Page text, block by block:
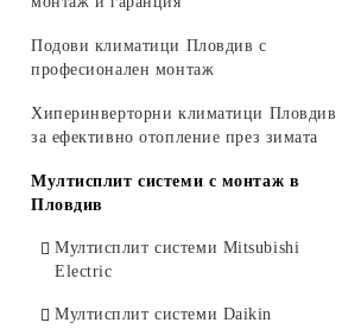
Инверторни климатици Mitsubishi
Electric
Инверторни климатици Mitsubishi
Heavy Industries
Инверторни климатици Daikin
Инверторни климатици Fujitsu
Инверторни климатици General
Подови климатици Пловдив с
професионален монтаж
Подови климатици Daikin
Подови климатици Mitsubishi Heavy
Подови климатици Mitsubishi Electric
Подови климатици Fujitsu
Хиперинверторни климатици Пловдив
за ефективно отопление през зимата
Хиперинверторни климатици
Mitsubishi Electric
Хиперинверторни климатици
Mitsubishi Heavy Industries
Хиперинверторни климатици Daikin
Мултисплит системи с монтаж в
Пловдив
Мултисплит системи Mitsubishi
Electric
Мултисплит системи Daikin